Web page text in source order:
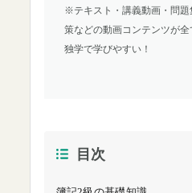
※テキスト・講義動画・問題
策などの動画コンテンツが
独学で学びやすい！
目次